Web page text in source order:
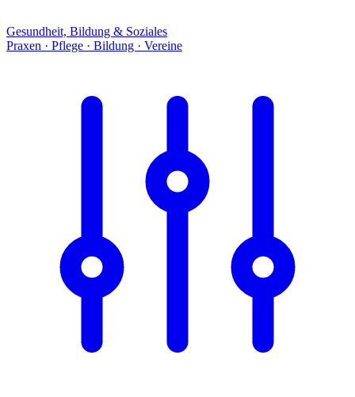
Gesundheit, Bildung & Soziales
Praxen · Pflege · Bildung · Vereine